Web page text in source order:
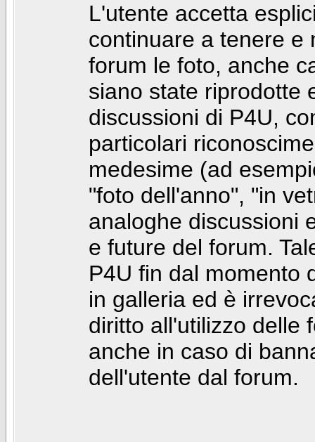
L'utente accetta
continuare a tenere e
forum le foto, anche
siano state riprodotte
discussioni di P4U,
particolari
medesime (ad
"foto dell'anno", "in
analoghe discussioni
e future del forum.
P4U fin dal momento
in galleria ed è
diritto all'utilizzo delle
anche in caso di
dell'utente dal forum.